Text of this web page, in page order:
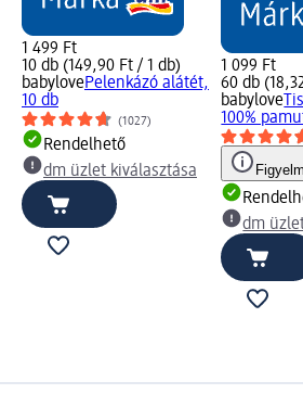
1 499 Ft
10 db (149,90 Ft / 1 db)
babylovePelenkázó alátét,
10 db
(1027)
Rendelhető
dm üzlet kiválasztása
1 099 Ft
60 db
babylove
100%
dm